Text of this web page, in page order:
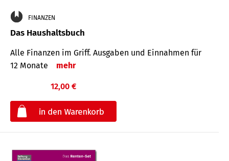
FINANZEN
Das Haushaltsbuch
Alle Finanzen im Griff. Aus­gaben und Ein­nahmen für
12 Monate
mehr
12,00 €